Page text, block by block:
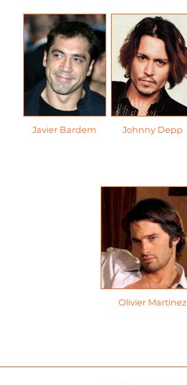
Javier Bardem Johnny Depp
Olivier Martinez